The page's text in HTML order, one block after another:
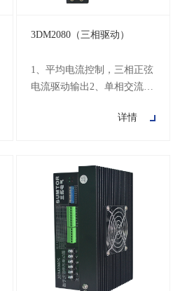
3DM2080（三相驱动）
1、平均电流控制，三相正弦
电流驱动输出2、单相交流80
号输入/输出4、有过压、欠
动半流功能6、八档输出相电
流设置7、相位记忆功能（保
持电机断电位置不变）8、具
有脱机命令输入端子9、电机
的扭矩与它的转速有关10、
高启动转速
详情